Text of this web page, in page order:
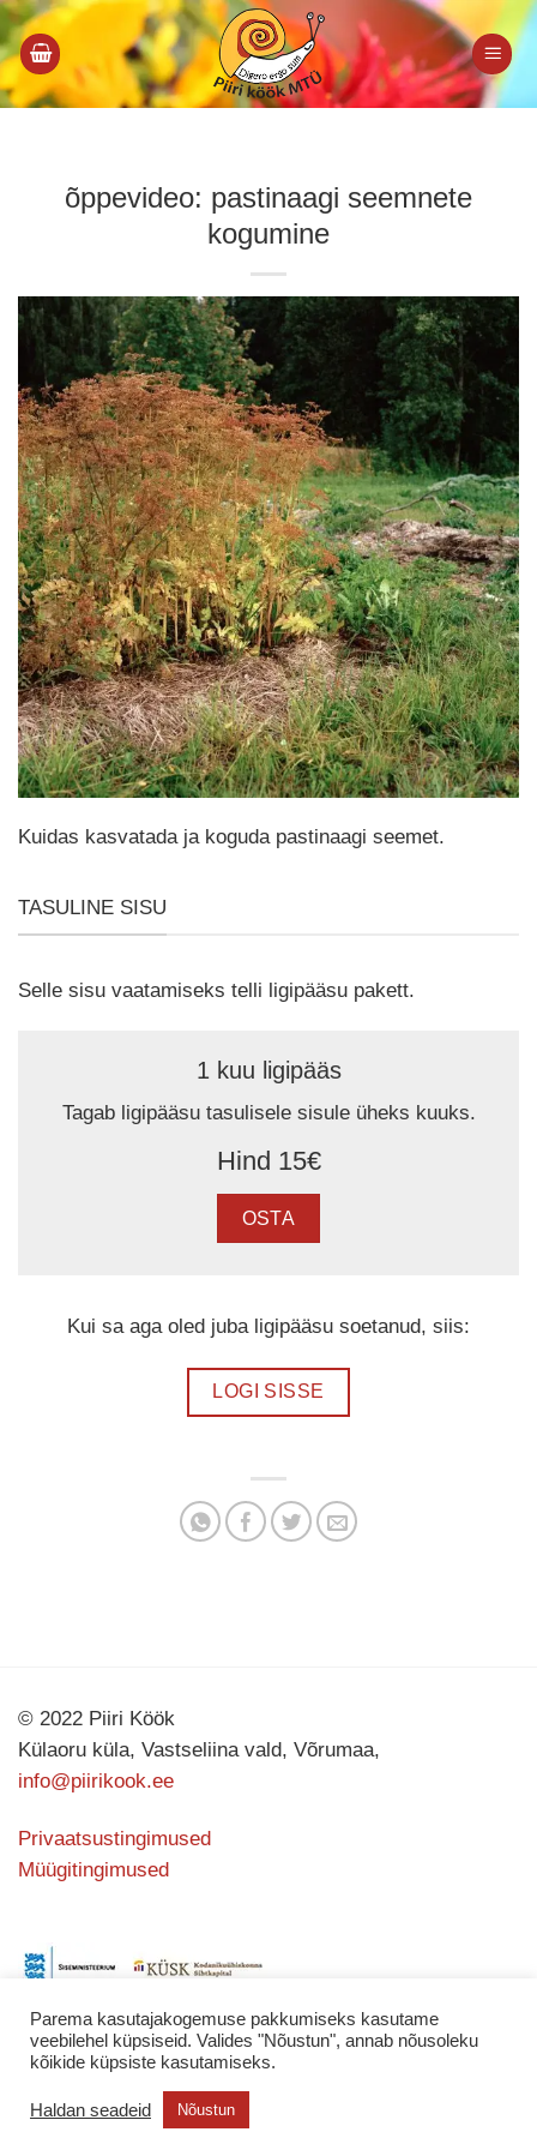
Skip
to
content
õppevideo: pastinaagi seemnete
kogumine
Kuidas kasvatada ja koguda pastinaagi seemet.
TASULINE SISU
Selle sisu vaatamiseks telli ligipääsu pakett.
1 kuu ligipääs
Tagab ligipääsu tasulisele sisule üheks kuuks.
Hind 15€
OSTA
Kui sa aga oled juba ligipääsu soetanud, siis:
LOGI SISSE
© 2022 Piiri Köök
Külaoru küla, Vastseliina vald, Võrumaa,
info@piirikook.ee
Privaatsustingimused
Müügitingimused
Kodulehe valmistasKATING
Parema kasutajakogemuse pakkumiseks kasutame
veebilehel küpsiseid. Valides "Nõustun", annab nõusoleku
kõikide küpsiste kasutamiseks.
Haldan seadeid Nõustun